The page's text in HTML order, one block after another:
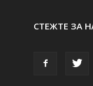
СТЕЖТЕ ЗА